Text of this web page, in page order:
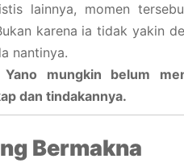
lainnya, momen
karena ia tidak yakin
nantinya.
Yano mungkin belum
dan tindakannya.
Bermakna